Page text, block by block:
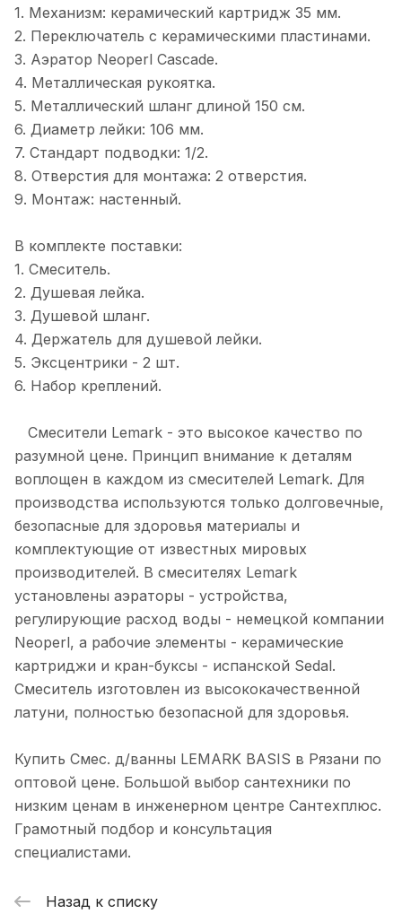
1. Механизм: керамический картридж 35 мм.
2. Переключатель с керамическими пластинами.
3. Аэратор Neoperl Cascade.
4. Металлическая рукоятка.
5. Металлический шланг длиной 150 см.
6. Диаметр лейки: 106 мм.
7. Стандарт подводки: 1/2.
8. Отверстия для монтажа: 2 отверстия.
9. Монтаж: настенный.
В комплекте поставки:
1. Смеситель.
2. Душевая лейка.
3. Душевой шланг.
4. Держатель для душевой лейки.
5. Эксцентрики - 2 шт.
6. Набор креплений.
Смесители Lemark - это высокое качество по
разумной цене. Принцип внимание к деталям
воплощен в каждом из смесителей Lemark. Для
производства используются только долговечные,
безопасные для здоровья материалы и
комплектующие от известных мировых
производителей. В смесителях Lemark
установлены аэраторы - устройства,
регулирующие расход воды - немецкой компании
Neoperl, а рабочие элементы - керамические
картриджи и кран-буксы - испанской Sedal.
Смеситель изготовлен из высококачественной
латуни, полностью безопасной для здоровья.
Купить Смес. д/ванны LEMARK BASIS в Рязани по
оптовой цене. Большой выбор сантехники по
низким ценам в инженерном центре Сантехплюс.
Грамотный подбор и консультация
специалистами.
Назад к списку